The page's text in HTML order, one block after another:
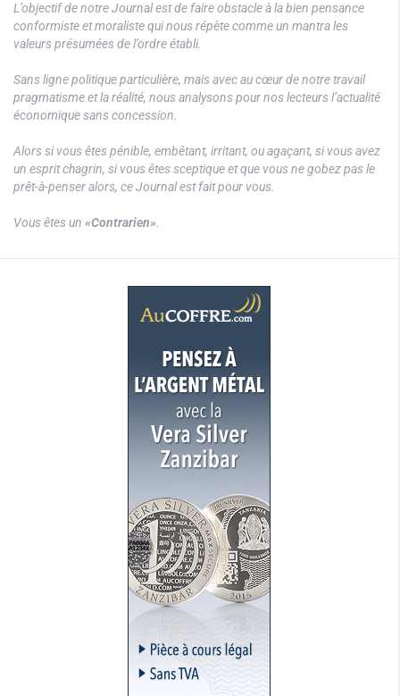
L’objectif de notre Journal est de faire obstacle à la bien pensance
conformiste et moraliste qui nous répète comme un mantra les
valeurs présumées de l’ordre établi.
Sans ligne politique particulière, mais avec au cœur de notre travail
pragmatisme et la réalité, nous analysons pour nos lecteurs l’actualité
économique sans concession.
Alors si vous êtes pénible, embêtant, irritant, ou agaçant, si vous avez
un esprit chagrin, si vous êtes sceptique et que vous ne gobez pas le
prêt-à-penser alors, ce Journal est fait pour vous.
Vous êtes un «Contrarien».